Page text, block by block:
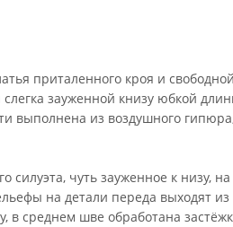
приталенного кроя и
зауженной книзу юбкой
выполнена из воздушного
силуэта, чуть зауженное к
на детали переда выходят
в среднем шве обработана